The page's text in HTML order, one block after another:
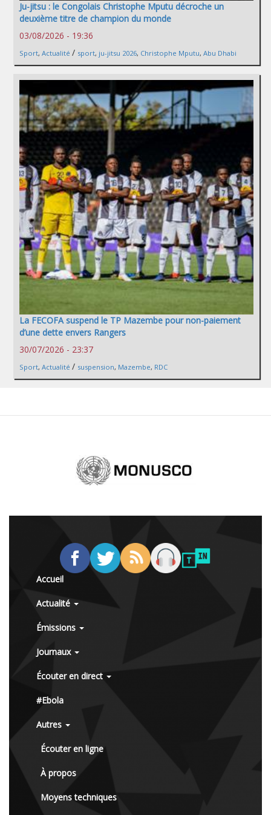
Ju-jitsu : le Congolais Christophe Mputu décroche un
deuxième titre de champion du monde
03/08/2026 - 19:36
Sport, Actualité / sport, ju-jitsu 2026, Christophe Mputu, Abu Dhabi
La FECOFA suspend le TP Mazembe pour non-paiement
d’une dette envers Rangers
30/07/2026 - 23:37
Sport, Actualité / suspension, Mazembe, RDC
Accueil
Actualité
Émissions
Journaux
Écouter en direct
#Ebola
Autres
Écouter en ligne
À propos
Moyens techniques